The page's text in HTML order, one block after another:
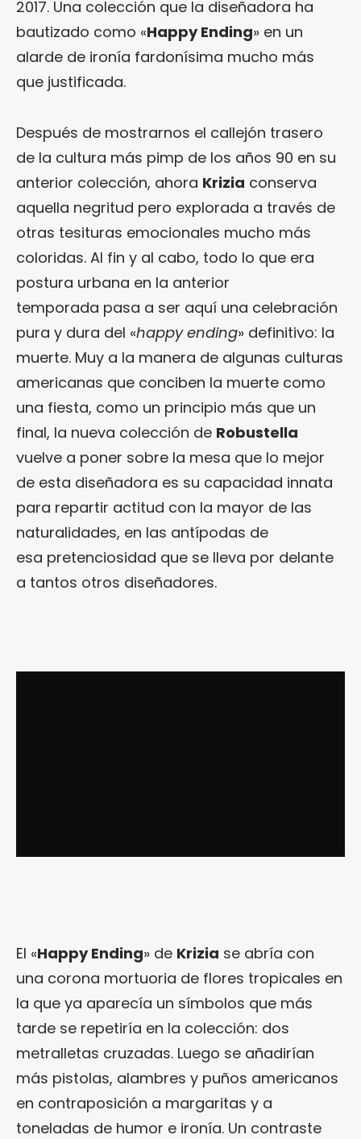
2017. Una colección que la diseñadora ha
bautizado como «Happy Ending» en un
alarde de ironía fardonísima mucho más
que justificada.
Después de mostrarnos el callejón trasero
de la cultura más pimp de los años 90 en su
anterior colección, ahora Krizia conserva
aquella negritud pero explorada a través de
otras tesituras emocionales mucho más
coloridas. Al fin y al cabo, todo lo que era
postura urbana en la anterior
temporada pasa a ser aquí una celebración
pura y dura del «happy ending» definitivo: la
muerte. Muy a la manera de algunas culturas
americanas que conciben la muerte como
una fiesta, como un principio más que un
final, la nueva colección de Robustella
vuelve a poner sobre la mesa que lo mejor
de esta diseñadora es su capacidad innata
para repartir actitud con la mayor de las
naturalidades, en las antípodas de
esa pretenciosidad que se lleva por delante
a tantos otros diseñadores.
El «Happy Ending» de Krizia se abría con
una corona mortuoria de flores tropicales en
la que ya aparecía un símbolos que más
tarde se repetiría en la colección: dos
metralletas cruzadas. Luego se añadirían
más pistolas, alambres y puños americanos
en contraposición a margaritas y a
toneladas de humor e ironía. Un contraste